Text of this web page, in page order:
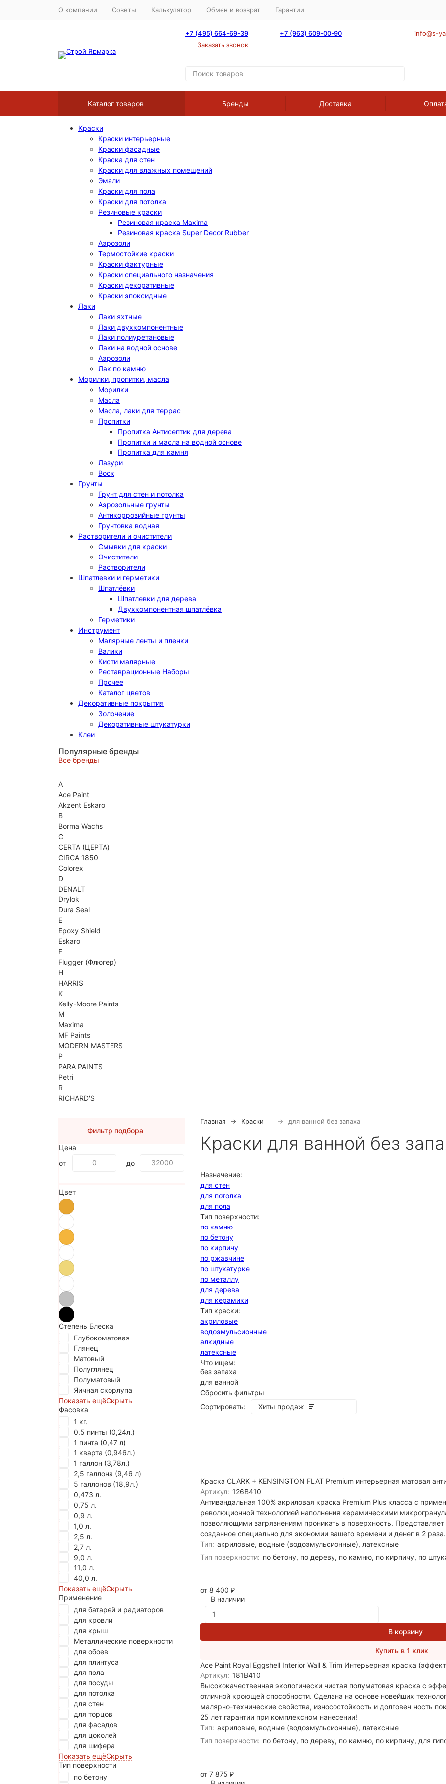
О компании Советы Калькулятор Обмен и возврат Гарантии
+7 (495) 664-69-39
Заказать звонок
+7 (963) 609-00-90 info@s-
Каталог товаров Бренды Доставка
Краски
Краски интерьерные
Краски фасадные
Краска для стен
Краски для влажных помещений
Эмали
Краски для пола
Краски для потолка
Резиновые краски
Резиновая краска Maxima
Резиновая краска Super Decor Rubber
Аэрозоли
Термостойкие краски
Краски фактурные
Краски специального назначения
Краски декоративные
Краски эпоксидные
Лаки
Лаки яхтные
Лаки двухкомпонентные
Лаки полиуретановые
Лаки на водной основе
Аэрозоли
Лак по камню
Морилки, пропитки, масла
Морилки
Масла
Масла, лаки для террас
Пропитки
Пропитка Антисептик для дерева
Пропитки и масла на водной основе
Пропитка для камня
Лазури
Воск
Грунты
Грунт для стен и потолка
Аэрозольные грунты
Антикоррозийные грунты
Грунтовка водная
Растворители и очистители
Смывки для краски
Очистители
Растворители
Шпатлевки и герметики
Шпатлёвки
Шпатлевки для дерева
Двухкомпонентная шпатлёвка
Герметики
Инструмент
Малярные ленты и пленки
Валики
Кисти малярные
Реставрационные Наборы
Прочее
Каталог цветов
Декоративные покрытия
Золочение
Декоративные штукатурки
Клеи
Популярные бренды
Все бренды
A
Ace Paint
Akzent Eskaro
B
Borma Wachs
C
CERTA (ЦЕРТА)
CIRCA 1850
Colorex
D
DENALT
Drylok
Dura Seal
E
Epoxy Shield
Eskaro
F
Flugger (Флюгер)
H
HARRIS
K
Kelly-Moore Paints
M
Maxima
MF Paints
MODERN MASTERS
P
PARA PAINTS
Petri
R
RICHARD'S
Главная Краски для ванной без запаха
Краски для ванной без
Назначение:
для стен
для потолка
для пола
Тип поверхности:
по камню
по бетону
по кирпичу
по ржавчине
по штукатурке
по металлу
для дерева
для керамики
Тип краски:
акриловые
водоэмульсионные
алкидные
латексные
Что ищем:
без запаха
для ванной
Сбросить фильтры
Сортировать:
Хиты продаж
покупателей
Краска CLARK + KENSINGTON FLAT Premium интерьерная матовая
Артикул: 126B410
Антивандальная 100% акриловая краска Premium Plus класса с
революционной технологией наполнения керамическими
позволяющими загрязнениям проникать в поверхность.
созданное специально для экономии вашего времени и денег в 2
Тип: акриловые, водные (водоэмульсионные), латексные
Тип поверхности: по бетону, по дереву, по камню, по кирпичу, по
от 8 400 ₽
В наличии
В корзину
Купить в 1 клик
Ace Paint Royal Eggshell Interior Wall & Trim Интерьерная краска
Артикул: 181B410
Высококачественная экологически чистая полуматовая краска с
отличной кроющей способности. Сделана на основе новейших
малярно-технические свойства, износостойкость и долговеч ность
25 лет гарантии при комплексном нанесении!
Тип: акриловые, водные (водоэмульсионные), латексные
Тип поверхности: по бетону, по дереву, по камню, по кирпичу, для
от 7 875 ₽
Фильтр подбора
Цена
от
до
Цвет
Степень Блеска
Глубокоматовая
Глянец
Матовый
Полуглянец
Полуматовый
Яичная скорлупа
Показать ещёСкрыть
Фасовка
1 кг.
0.5 пинты (0,24л.)
1 пинта (0,47 л)
1 кварта (0,946л.)
1 галлон (3,78л.)
2,5 галлона (9,46 л)
5 галлонов (18,9л.)
0,473 л.
0,75 л.
0,9 л.
1,0 л.
2,5 л.
2,7 л.
9,0 л.
11,0 л.
40,0 л.
Показать ещёСкрыть
Применение
для батарей и радиаторов
для кровли
для крыш
Металлические поверхности
для обоев
для плинтуса
для пола
для посуды
для потолка
для стен
для торцов
для фасадов
для цоколей
для шифера
Показать ещёСкрыть
Тип поверхности
по бетону